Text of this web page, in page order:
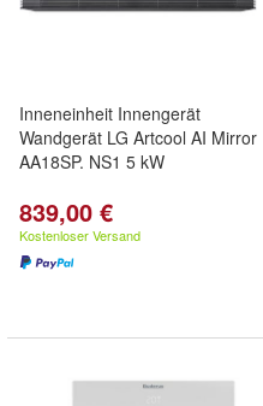
Inneneinheit Innengerät
Wandgerät LG Artcool AI Mirror
AA18SP. NS1 5 kW
839,00 €
Kostenloser Versand